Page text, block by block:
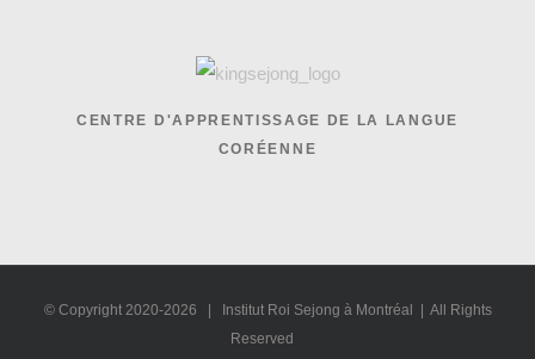
CENTRE D'APPRENTISSAGE DE LA LANGUE
CORÉENNE
© Copyright 2020-2026 | Institut Roi Sejong à Montréal | All Rights
Reserved